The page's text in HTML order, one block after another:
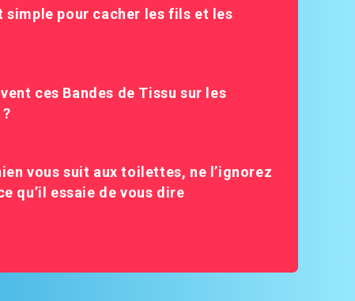
simple pour cacher les fils et les
ces Bandes de Tissu sur les
vous suit aux toilettes, ne l’ignorez
qu’il essaie de vous dire